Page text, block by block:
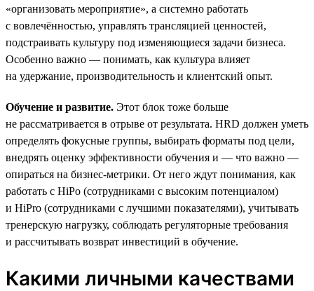
«организовать мероприятие», а системно работать
с вовлечённостью, управлять трансляцией ценностей,
подстраивать культуру под изменяющиеся задачи бизнеса.
Особенно важно — понимать, как культура влияет
на удержание, производительность и клиентский опыт.
Обучение и развитие. Этот блок тоже больше
не рассматривается в отрыве от результата. HRD должен уметь
определять фокусные группы, выбирать форматы под цели,
внедрять оценку эффективности обучения и — что важно —
опираться на бизнес-метрики. От него ждут понимания, как
работать с HiPo (сотрудниками с высоким потенциалом)
и HiPro (сотрудниками с лучшими показателями), учитывать
тренерскую нагрузку, соблюдать регуляторные требования
и рассчитывать возврат инвестиций в обучение.
Какими личными качествами